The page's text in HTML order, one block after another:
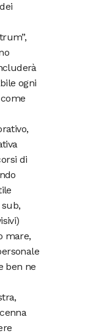
ogni
di
mare,
ben ne